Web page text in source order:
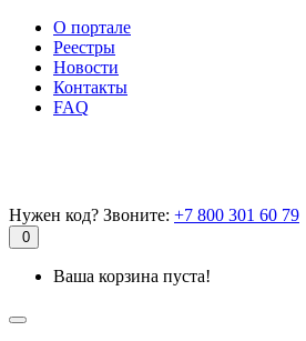
О портале
Реестры
Новости
Контакты
FAQ
Нужен код? Звоните: +7 800 301 60 79
0
Ваша корзина пуста!